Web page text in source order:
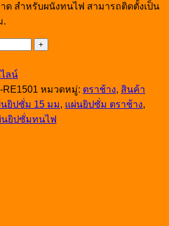
สำหรับผนังทนไฟ สามารถติดตั้งเป็น
.
ลน์
RE1501 หมวดหมู่: ตราช้าง, สินค้า
ยิปซั่ม 15 มม, แผ่นยิปซั่ม ตราช้าง,
นยิปซั่มทนไฟ